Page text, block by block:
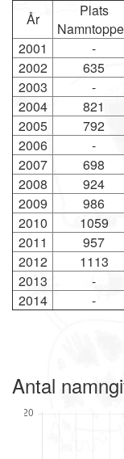
År
Plats
2001
-
2002
635
2003
-
2004
821
2005
792
2006
-
2007
698
2008
924
2009
986
2010
1059
2011
957
2012
1113
2013
-
2014
-
Antal